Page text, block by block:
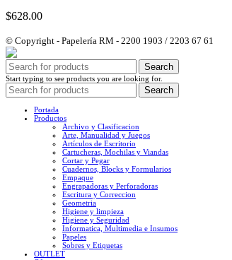
$628.00
© Copyright - Papelería RM - 2200 1903 / 2203 67 61
Search
Start typing to see products you are looking for.
Search
Portada
Productos
Archivo y Clasificacion
Arte, Manualidad y Juegos
Artículos de Escritorio
Cartucheras, Mochilas y Viandas
Cortar y Pegar
Cuadernos, Blocks y Formularios
Empaque
Engrapadoras y Perforadoras
Escritura y Correccion
Geometria
Higiene y limpieza
Higiene y Seguridad
Informatica, Multimedia e Insumos
Papeles
Sobres y Etiquetas
OUTLET